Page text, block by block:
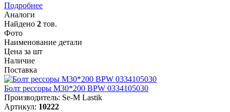
Подробнее
Аналоги
Найдено 2 тов.
Фото
Наименование детали
Цена за шт
Наличие
Поставка
Болт рессоры M30*200 BPW 0334105030
Производитель: Se-M Lastik
Артикул: 10222